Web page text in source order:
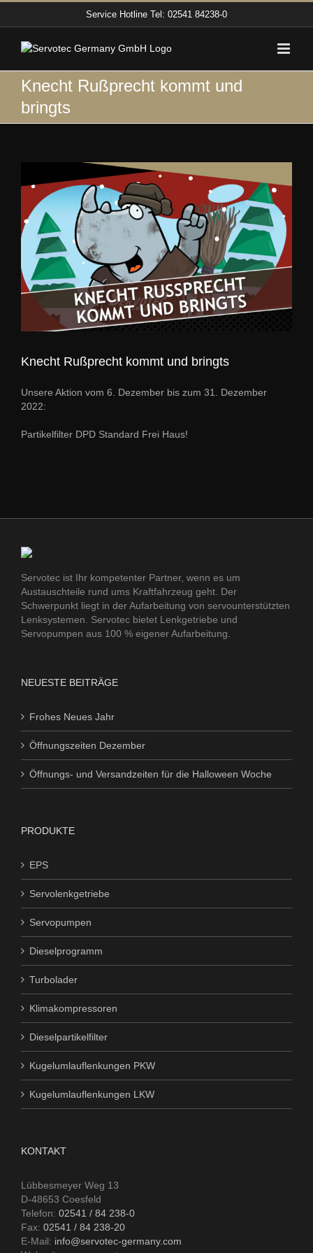
Service Hotline Tel: 02541 84238-0
Knecht Rußprecht kommt und
bringts
grösseres
Knecht Rußprecht kommt und bringts
Unsere Aktion vom 6. Dezember bis zum 31. Dezember
2022:
Partikelfilter DPD Standard Frei Haus!
Servotec ist Ihr kompetenter Partner, wenn es um
Austauschteile rund ums Kraftfahrzeug geht. Der
Schwerpunkt liegt in der Aufarbeitung von servounterstützten
Lenksystemen. Servotec bietet Lenkgetriebe und
Servopumpen aus 100 % eigener Aufarbeitung.
NEUESTE BEITRÄGE
Frohes Neues Jahr
Öffnungszeiten Dezember
Öffnungs- und Versandzeiten für die Halloween Woche
PRODUKTE
EPS
Servolenkgetriebe
Servopumpen
Dieselprogramm
Turbolader
Klimakompressoren
Dieselpartikelfilter
Kugelumlauflenkungen PKW
Kugelumlauflenkungen LKW
KONTAKT
Lübbesmeyer Weg 13
D-48653 Coesfeld
Telefon: 02541 / 84 238-0
Fax: 02541 / 84 238-20
E-Mail: info@servotec-germany.com